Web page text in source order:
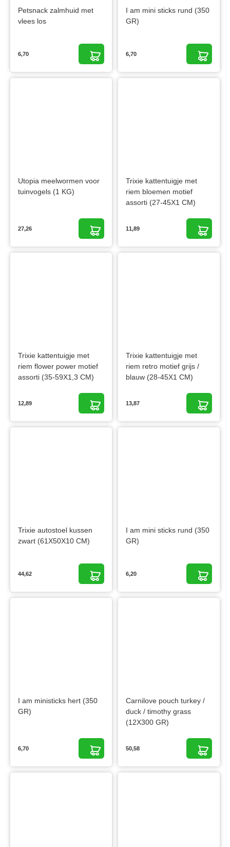
Petsnack zalmhuid met
vlees los
6,70
I am mini sticks rund (350
GR)
6,70
Utopia meelwormen voor
tuinvogels (1 KG)
27,26
Trixie kattentuigje met
riem bloemen motief
assorti (27-45X1 CM)
11,89
Trixie kattentuigje met
riem flower power motief
assorti (35-59X1,3 CM)
12,89
Trixie kattentuigje met
riem retro motief grijs /
blauw (28-45X1 CM)
13,87
Trixie autostoel kussen
zwart (61X50X10 CM)
44,62
I am mini sticks rund (350
GR)
6,20
I am ministicks hert (350
GR)
6,70
Carnilove pouch turkey /
duck / timothy grass
(12X300 GR)
50,58